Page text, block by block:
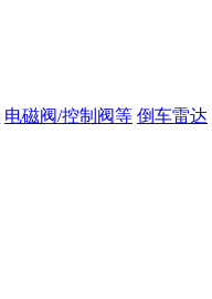
电磁阀/控制阀等 倒车雷达